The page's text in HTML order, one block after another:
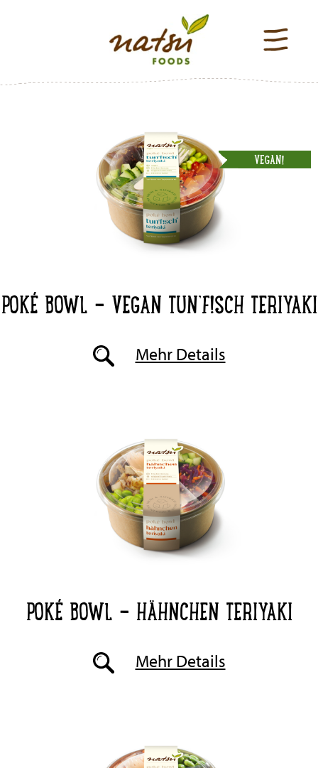
VEGAN!
POKÉ BOWL - VEGAN TUN’F!SCH TERIYAKI
Mehr Details
POKÉ BOWL - HÄHNCHEN TERIYAKI
Mehr Details